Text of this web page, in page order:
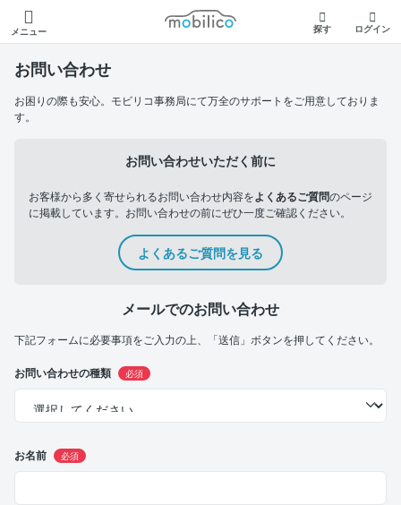
メニュー
モビリコ
探す ログイン
お問い合わせ
お困りの際も安心。モビリコ事務局にて万全のサポートをご用意しておりま
す。
お問い合わせいただく前に
お客様から多く寄せられるお問い合わせ内容をよくあるご質問のページ
に掲載しています。お問い合わせの前にぜひ一度ご確認ください。
よくあるご質問を見る
メールでのお問い合わせ
下記フォームに必要事項をご入力の上、「送信」ボタンを押してください。
お問い合わせの種類 必須
お名前 必須